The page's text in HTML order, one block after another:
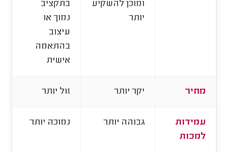
ומוכן להשקיע
יותר
בתקציב
נמוך או
עיצוב
בהתאמה
אישית
מחיר יקר יותר זול יותר
עמידות
למכות
גבוהה יותר נמוכה יותר